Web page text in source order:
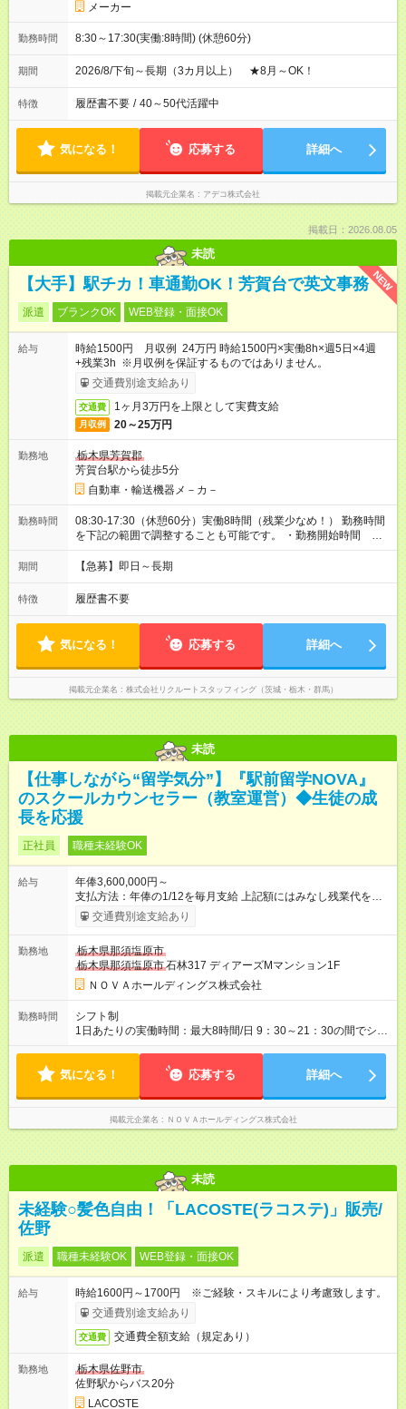
メーカー
勤務時間 8:30～17:30(実働:8時間) (休憩60分)
期間 2026/8/下旬～長期（3カ月以上） ★8月～OK！
特徴 履歴書不要 / 40～50代活躍中
気になる！ 応募する 詳細へ
掲載元企業名 アデコ株式会社
掲載日：2026.08.05
未読
NEW
【大手】駅チカ！車通勤OK！芳賀台で英文事務
派遣 ブランクOK WEB登録・面接OK
給与
時給1500円 月収例 24万円 時給1500円×実働8h×週5日×4週
+残業3h ※月収例を保証するものではありません。
交通費別途支給あり
交通費 1ヶ月3万円を上限として実費支給
月収例 20～25万円
勤務地
栃木県芳賀郡
芳賀台駅から徒歩5分
自動車・輸送機器メ－カ－
勤務時間
08:30-17:30（休憩60分）実働8時間（残業少なめ！） 勤務時間
を下記の範囲で調整することも可能です。 ・勤務開始時間
07:00～10:00 ・勤務終了時間 16:00～19:00
期間 【急募】即日～長期
特徴 履歴書不要
気になる！ 応募する 詳細へ
掲載元企業名 株式会社リクルートスタッフィング（茨城・栃木・群馬）
未読
【仕事しながら“留学気分”】『駅前留学NOVA』
のスクールカウンセラー（教室運営）◆生徒の成
長を応援
正社員 職種未経験OK
給与
年俸3,600,000円～
支払方法：年俸の1/12を毎月支給 上記額にはみなし残業代を含
みます。※超過分は全額支給いたします。 みなし残業代 30,000
円／月 みなし残業時間 15時間／月 ★頑張りが収入に直結！イン
ど、成果に応じて年2回インセンティブを支給します。一般職の
社員が、半期で20～30万円のインセンティブを手にした実績
も。頑張りが目に見える形で収入に還元されるため、高いモチ
ベーションで仕事に取り組めます。 ★毎月チャンスあり！スピ
ーディな昇格。 ―――――――――――― 年1回の査定に加
え、毎月、現場の管理職が優秀な人材を役員に推薦する制度が
入社2～3年目でサブマネージャーへ、20代で管理職へとキャリ
アアップするケースも珍しくありません。 【試用期間】試用期
間あり 試用期間の長さ：1ヶ月 ※ 雇用形態と給与に、本採用時
と異なる部分があります。 雇用形態：インターンシップ 給与：
時給 1,400円以上 ※月途中での入社の場合、その月の月末までは
インターンとして勤務になります。
交通費別途支給あり
勤務地
栃木県那須塩原市
栃木県那須塩原市石林317 ディアーズMマンション1F
ＮＯＶＡホールディングス株式会社
勤務時間
シフト制
1日あたりの実働時間：最大8時間/日 9：30～21：30の間でシフ
ト制 ［ シフト例 ］ ・平日⇒12：30-21：30 ・土日祝⇒10：00-
―――――――――――― 一校舎を一人で担当する場合も多い
て、明日に備えよう」など、調整しやすい環境です。
気になる！ 応募する 詳細へ
掲載元企業名 ＮＯＶＡホールディングス株式会社
未読
未経験○髪色自由！「LACOSTE(ラコステ)」販売/
佐野
派遣 職種未経験OK WEB登録・面接OK
給与
時給1600円～1700円 ※ご経験・スキルにより考慮致します。
交通費別途支給あり
交通費 交通費全額支給（規定あり）
勤務地
栃木県佐野市
佐野駅からバス20分
LACOSTE